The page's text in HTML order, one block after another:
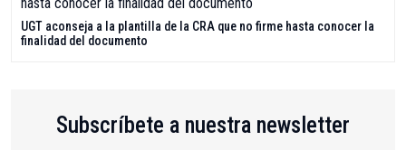
UGT aconseja a la plantilla de la CRA que no firme hasta conocer la
finalidad del documento
Subscríbete a nuestra newsletter